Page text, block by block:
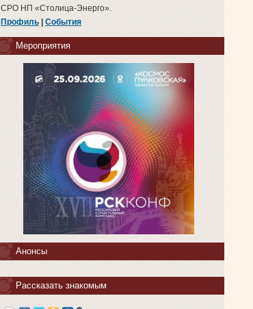
СРО НП «Столица-Энерго».
Профиль
События
Мероприятия
Анонсы
Рассказать знакомым